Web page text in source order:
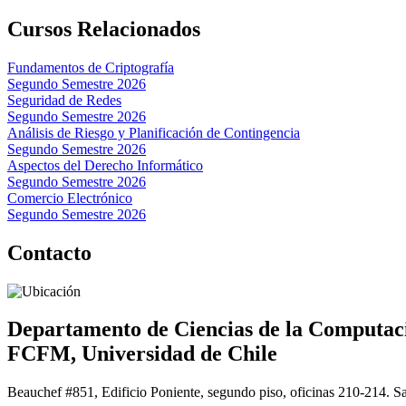
Cursos Relacionados
Fundamentos de Criptografía
Segundo Semestre 2026
Seguridad de Redes
Segundo Semestre 2026
Análisis de Riesgo y Planificación de Contingencia
Segundo Semestre 2026
Aspectos del Derecho Informático
Segundo Semestre 2026
Comercio Electrónico
Segundo Semestre 2026
Contacto
Departamento de Ciencias de la
FCFM, Universidad de Chile
Beauchef #851, Edificio Poniente, segundo piso, oficinas 210-214.